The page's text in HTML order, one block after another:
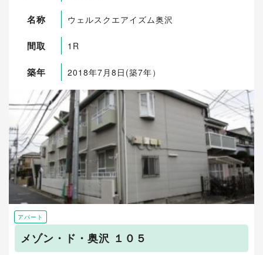
名称 ウェルスクエアイズム奥沢
間取 1R
築年 2018年7月8日(築7年）
アパート
メゾン・ド・奥沢 １０５